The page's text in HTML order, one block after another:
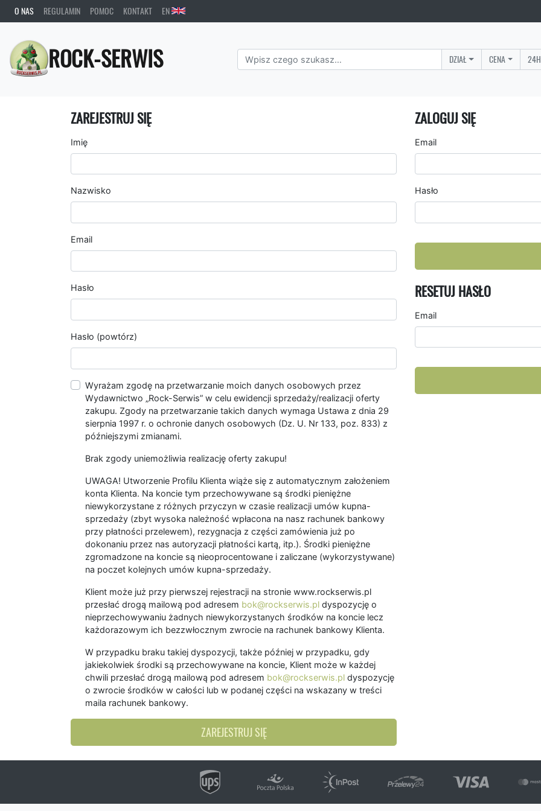
O NAS REGULAMIN POMOC KONTAKT EN
ROCK-SERWIS DZIAŁ CENA
ZAREJESTRUJ SIĘ
Imię
Nazwisko
Email
Hasło
Hasło (powtórz)
Wyrażam zgodę na przetwarzanie moich danych osobowych przez
Wydawnictwo „Rock-Serwis” w celu ewidencji sprzedaży/realizacji oferty
zakupu. Zgody na przetwarzanie takich danych wymaga Ustawa z dnia 29
sierpnia 1997 r. o ochronie danych osobowych (Dz. U. Nr 133, poz. 833) z
późniejszymi zmianami.
Brak zgody uniemożliwia realizację oferty zakupu!
UWAGA! Utworzenie Profilu Klienta wiąże się z automatycznym założeniem
konta Klienta. Na koncie tym przechowywane są środki pieniężne
niewykorzystane z różnych przyczyn w czasie realizacji umów kupna-
sprzedaży (zbyt wysoka należność wpłacona na nasz rachunek bankowy
przy płatności przelewem), rezygnacja z części zamówienia już po
dokonaniu przez nas autoryzacji płatności kartą, itp.). Środki pieniężne
zgromadzone na koncie są nieoprocentowane i zaliczane (wykorzystywane)
na poczet kolejnych umów kupna-sprzedaży.
Klient może już przy pierwszej rejestracji na stronie www.rockserwis.pl
przesłać drogą mailową pod adresem bok@rockserwis.pl dyspozycję o
nieprzechowywaniu żadnych niewykorzystanych środków na koncie lecz
każdorazowym ich bezzwłocznym zwrocie na rachunek bankowy Klienta.
W przypadku braku takiej dyspozycji, także później w przypadku, gdy
jakiekolwiek środki są przechowywane na koncie, Klient może w każdej
chwili przesłać drogą mailową pod adresem bok@rockserwis.pl dyspozycję
o zwrocie środków w całości lub w podanej części na wskazany w treści
maila rachunek bankowy.
ZAREJESTRUJ SIĘ
ZALOGUJ SIĘ
Email
Hasło
RESETUJ HASŁO
Email